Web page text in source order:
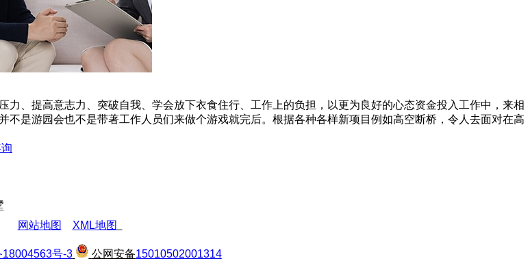
、提高意志力、突破自我、学会放下衣食住行、工作上的负担，以更为良好的心态资金投入工作中，来相
是游园会也不是带著工作人员们来做个游戏就完后。根据各种各样新项目例如高空断桥，令人去面对在高
网站地图
XML地图
号-3 公网安备15010502001314